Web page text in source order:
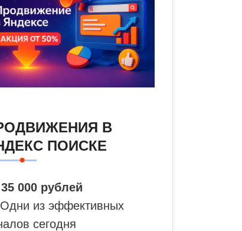
В
ПОИСКЕ
000 рублей
из эффективных
сегодня